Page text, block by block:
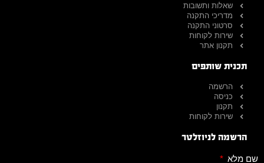
שאלות ותשובות
מדריכי התקנה
סרטוני התקנה
שירות לקוחות
תקנון אתר
תכנית שותפים
הרשמה
כניסה
תקנון
שירות לקוחות
הרשמה לניוזלטר
שם מלא